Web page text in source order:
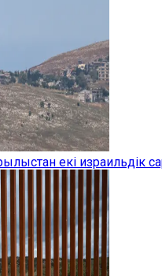
екі израильдік